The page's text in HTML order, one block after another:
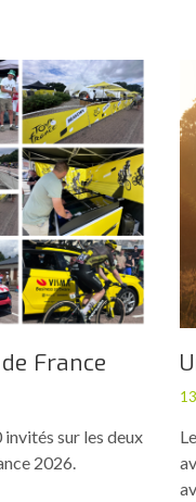
France
sur les deux
2026.